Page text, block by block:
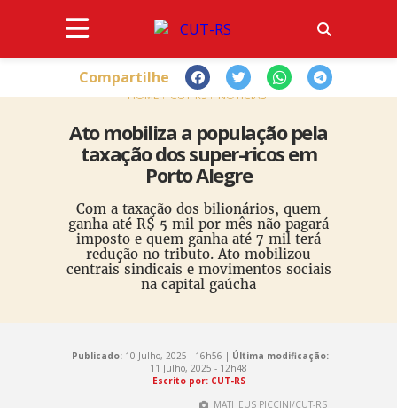
HOME CUT-RS NOTÍCIAS
Ato mobiliza a população pela
taxação dos super-ricos em
Porto Alegre
Com a taxação dos bilionários, quem
ganha até R$ 5 mil por mês não pagará
imposto e quem ganha até 7 mil terá
redução no tributo. Ato mobilizou
centrais sindicais e movimentos sociais
na capital gaúcha
Compartilhe
Publicado:10 Julho, 2025 - 16h56 | Última modificação:
11 Julho, 2025 - 12h48
Escrito por: CUT-RS
MATHEUS PICCINI/CUT-RS